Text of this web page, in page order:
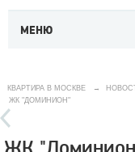
МЕНЮ
КВАРТИРА В МОСКВЕ →
ЖК "ДОМИНИОН"